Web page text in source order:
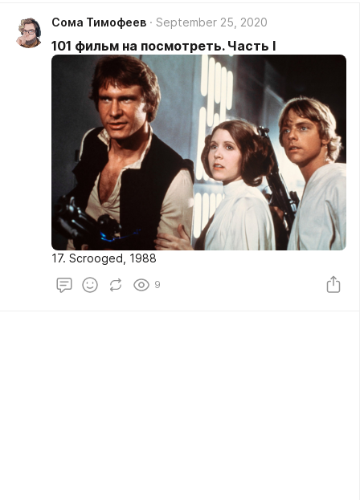
Сома Тимофеев September 25, 2020
101 фильм на посмотреть. Часть I
17. Scrooged, 1988
9